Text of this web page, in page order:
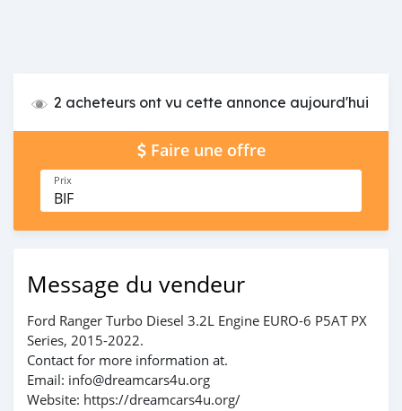
2 acheteurs ont vu cette annonce aujourd'hui
Faire une offre
Prix
BIF
Message du vendeur
Ford Ranger Turbo Diesel 3.2L Engine EURO-6 P5AT PX
Series, 2015-2022.
Contact for more information at.
Email: info@dreamcars4u.org
Website: https://dreamcars4u.org/